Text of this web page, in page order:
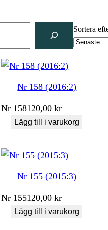
Sortera
Nr 158 (2016:2)
Nr 158120,00kr
Lägg till i varukorg
Nr 155 (2015:3)
Nr 155120,00kr
Lägg till i varukorg